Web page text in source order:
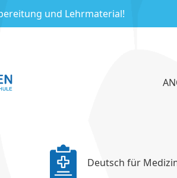
und Lehrmaterial!
Deutsch für